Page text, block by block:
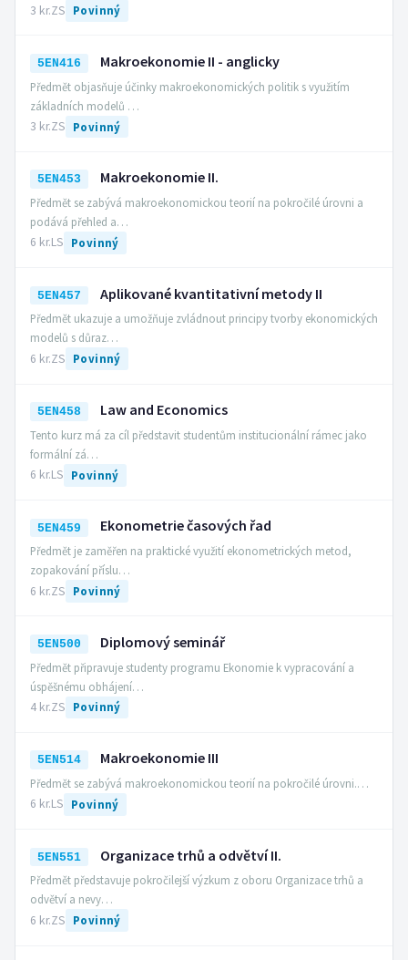
3 kr.ZS Povinný
5EN416 Makroekonomie II - anglicky
Předmět objasňuje účinky makroekonomických politik s využitím
základních modelů …
3 kr.ZS Povinný
5EN453 Makroekonomie II.
Předmět se zabývá makroekonomickou teorií na pokročilé úrovni a
podává přehled a…
6 kr.LS Povinný
5EN457 Aplikované kvantitativní metody II
Předmět ukazuje a umožňuje zvládnout principy tvorby ekonomických
modelů s důraz…
6 kr.ZS Povinný
5EN458 Law and Economics
Tento kurz má za cíl představit studentům institucionální rámec jako
formální zá…
6 kr.LS Povinný
5EN459 Ekonometrie časových řad
Předmět je zaměřen na praktické využití ekonometrických metod,
zopakování příslu…
6 kr.ZS Povinný
5EN500 Diplomový seminář
Předmět připravuje studenty programu Ekonomie k vypracování a
úspěšnému obhájení…
4 kr.ZS Povinný
5EN514 Makroekonomie III
Předmět se zabývá makroekonomickou teorií na pokročilé úrovni.…
6 kr.LS Povinný
5EN551 Organizace trhů a odvětví II.
Předmět představuje pokročilejší výzkum z oboru Organizace trhů a
odvětví a nevy…
6 kr.ZS Povinný